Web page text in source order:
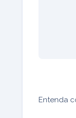
Entenda